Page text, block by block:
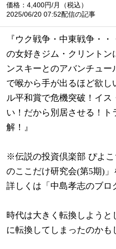
価格：4,400円/月（税込）
2025/06/20 07:52配信の記事
『ウク戦争・中東戦争・
の女好きジム・クリントン
ンスキーとのアバンチュ
で喉から手が出るほど欲
ル平和賞で危機突破！イ
い！だから別居させる！ト
解！』
※伝説の投資倶楽部 ぴよ
のここだけ研究会(第5期)」
詳しくは「中島孝志のブロ
時代は大きく転換しよう
に転換してしまったのかも